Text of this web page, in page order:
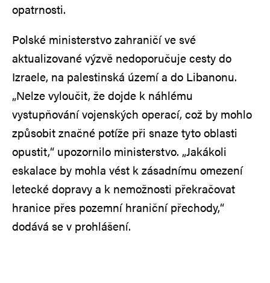
opatrnosti.
Polské ministerstvo zahraničí ve své
aktualizované výzvě nedoporučuje cesty do
Izraele, na palestinská území a do Libanonu.
„Nelze vyloučit, že dojde k náhlému
vystupňování vojenských operací, což by mohlo
způsobit značné potíže při snaze tyto oblasti
opustit,“ upozornilo ministerstvo. „Jakákoli
eskalace by mohla vést k zásadnímu omezení
letecké dopravy a k nemožnosti překračovat
hranice přes pozemní hraniční přechody,“
dodává se v prohlášení.